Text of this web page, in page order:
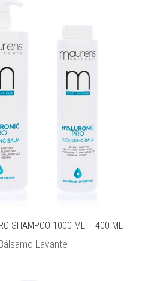
SHAMPOO 1000 ML – 400 ML
Lavante